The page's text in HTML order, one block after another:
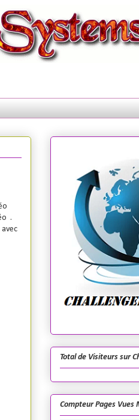
.
Total de Visiteurs sur
Compteur Pages Vues